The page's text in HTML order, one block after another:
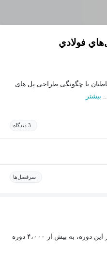
فولادي
با چگونگی طراحی پل های
بیشتر
3 دیدگاه
سرفصل‌ها
با خرید اشتراک مکتب‌پلاس، علاوه بر این دوره، به بیش از ۴،۰۰۰ دوره